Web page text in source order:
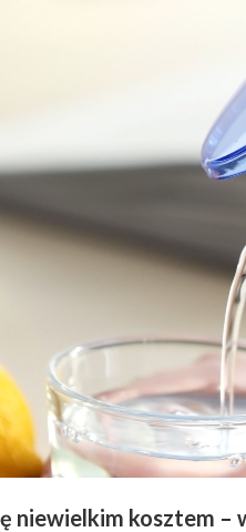
niewielkim kosztem